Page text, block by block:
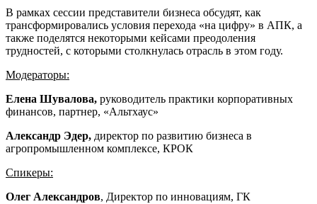
В рамках сессии представители бизнеса обсудят, как
трансформировались условия перехода «на цифру» в АПК, а
также поделятся некоторыми кейсами преодоления
трудностей, с которыми столкнулась отрасль в этом году.
Модераторы:
Елена Шувалова, руководитель практики корпоративных
финансов, партнер, «Альтхаус»
Александр Эдер, директор по развитию бизнеса в
агропромышленном комплексе, КРОК
Спикеры:
Олег Александров, Директор по инновациям, ГК